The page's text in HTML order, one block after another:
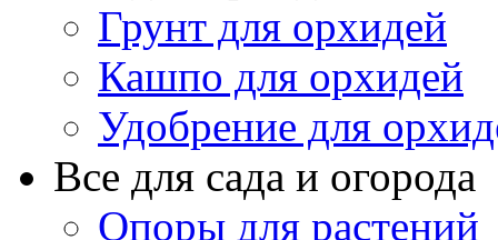
Грунт для орхидей
Кашпо для орхидей
Удобрение для
Все для сада и огорода
Опоры для растений